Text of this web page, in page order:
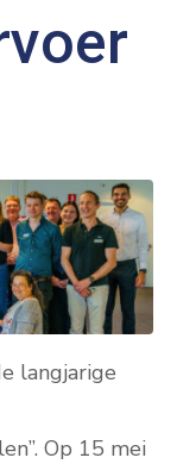
langjarige
Op 15 mei